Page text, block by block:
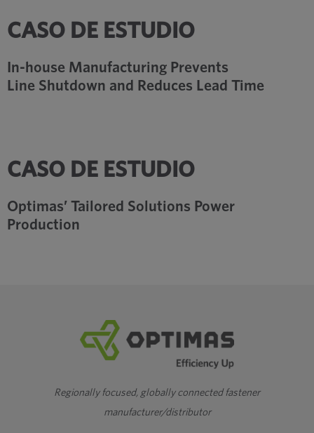
CASO DE ESTUDIO
In-house Manufacturing Prevents
Line Shutdown and Reduces Lead Time
CASO DE ESTUDIO
Optimas’ Tailored Solutions Power
Production
Regionally focused, globally connected fastener
manufacturer/distributor